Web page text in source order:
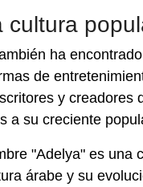
cultura
ha
de
y creadores
a su creciente
"Adelya" es una
árabe y su